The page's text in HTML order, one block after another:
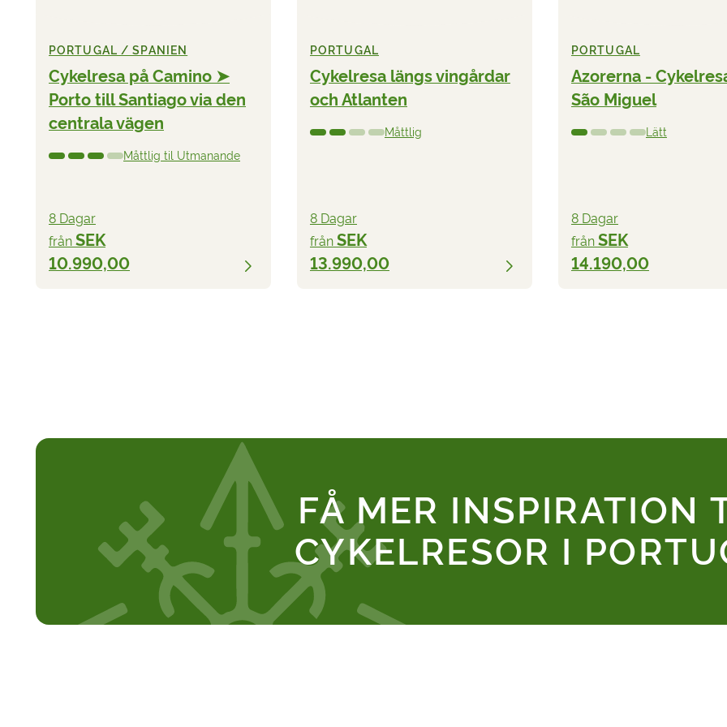
PORTUGAL / SPANIEN
Cykelresa på Camino ➤
Porto till Santiago via den
centrala vägen
Måttlig til Utmanande
8 Dagar
från SEK
10.990,00
PORTUGAL
Cykelresa längs vingårdar
och Atlanten
Måttlig
8 Dagar
från SEK
13.990,00
PORTUGAL
Azorerna -
São Miguel
Lätt
8 Dagar
från SEK
14.190,00
FÅ MER INSPIRATION
CYKELRESOR I